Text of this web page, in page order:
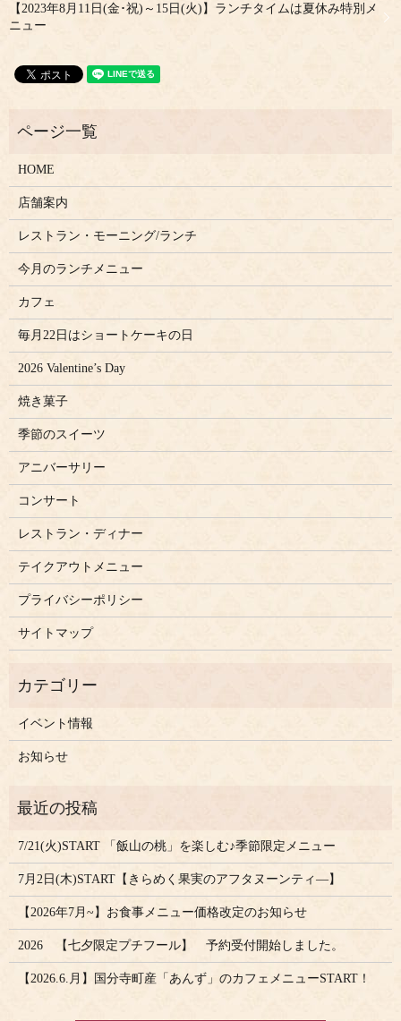
【2023年8月11日(金･祝)～15日(火)】ランチタイムは夏休み特別メ
ニュー
HOME
店舗案内
レストラン・モーニング/ランチ
今月のランチメニュー
カフェ
毎月22日はショートケーキの日
2026 Valentine’s Day
焼き菓子
季節のスイーツ
アニバーサリー
コンサート
レストラン・ディナー
テイクアウトメニュー
プライバシーポリシー
サイトマップ
イベント情報
お知らせ
7/21(火)START 「飯山の桃」を楽しむ♪季節限定メニュー
7月2日(木)START【きらめく果実のアフタヌーンティ―】
【2026年7月~】お食事メニュー価格改定のお知らせ
2026 【七夕限定プチフール】 予約受付開始しました。
【2026.6.月】国分寺町産「あんず」のカフェメニューSTART！